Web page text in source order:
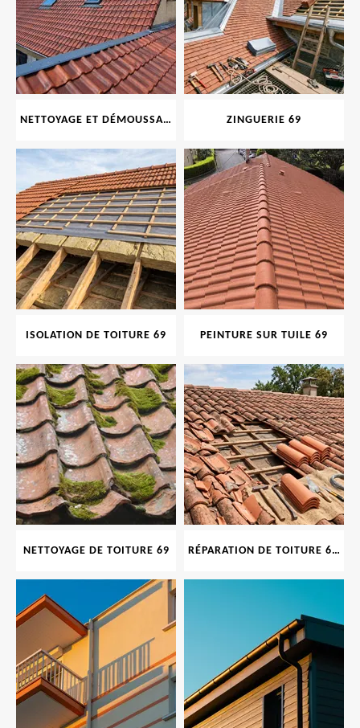
NETTOYAGE ET DÉMOUSSAGE DE TOITURE ET FAÇADE 69 ZINGUERIE 69
ISOLATION DE TOITURE 69 PEINTURE SUR TUILE 69
NETTOYAGE DE TOITURE 69 RÉPARATION DE TOITURE 69 RHONE, TUILES CASSÉES OU ABIMÉES